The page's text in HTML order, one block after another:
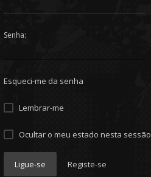
Senha:
Esqueci-me da senha
Lembrar-me
Ocultar o meu estado nesta sessão
Ligue-se Registe-se